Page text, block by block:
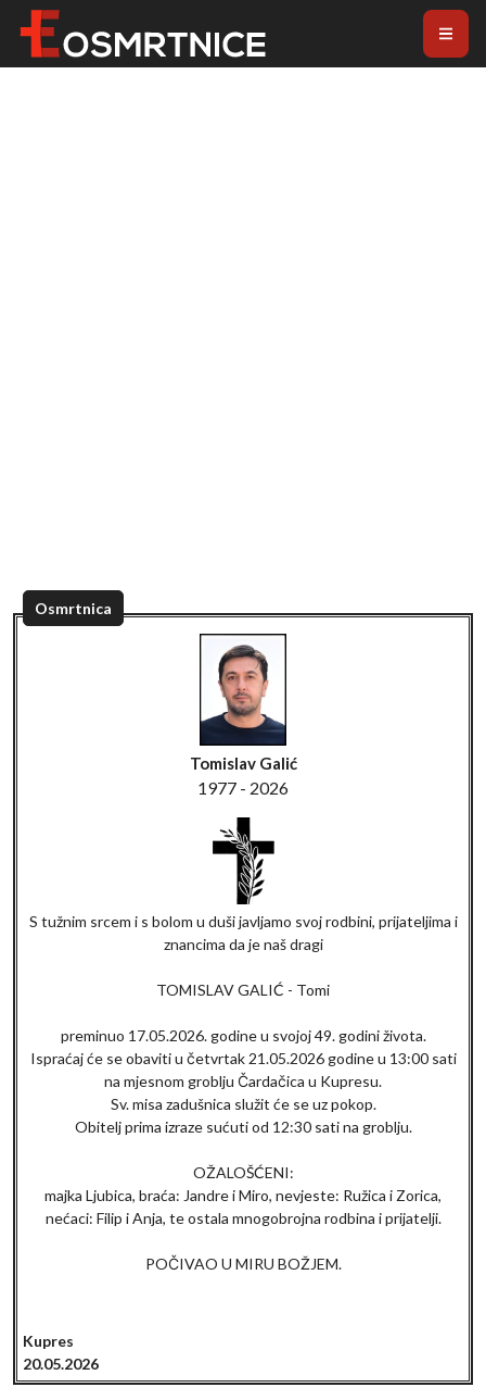
Osmrtnica
Tomislav Galić
1977 - 2026
S tužnim srcem i s bolom u duši javljamo svoj rodbini, prijateljima i
znancima da je naš dragi
TOMISLAV GALIĆ - Tomi
preminuo 17.05.2026. godine u svojoj 49. godini života.
Ispraćaj će se obaviti u četvrtak 21.05.2026 godine u 13:00 sati
na mjesnom groblju Čardačica u Kupresu.
Sv. misa zadušnica služit će se uz pokop.
Obitelj prima izraze sućuti od 12:30 sati na groblju.
OŽALOŠĆENI:
majka Ljubica, braća: Jandre i Miro, nevjeste: Ružica i Zorica,
nećaci: Filip i Anja, te ostala mnogobrojna rodbina i prijatelji.
POČIVAO U MIRU BOŽJEM.
Kupres
20.05.2026